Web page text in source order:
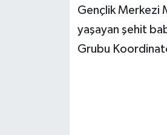
Gençlik Merkezi
yaşayan şehit
Grubu